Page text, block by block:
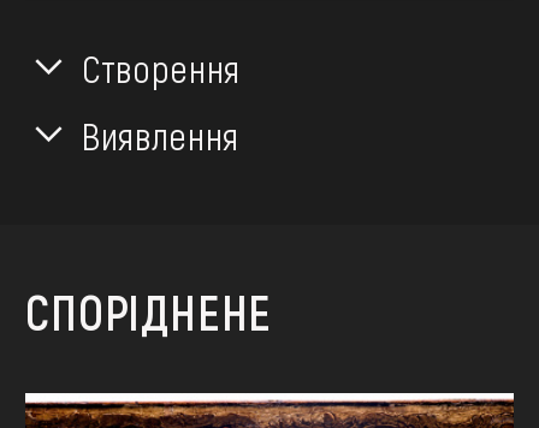
Створення
Виявлення
СПОРІДНЕНЕ